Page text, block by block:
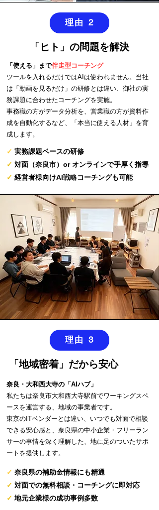
理由 2
「ヒト」の問題を解決
「使える」まで伴走型コーチング
ツールを入れるだけではAIは使われません。当社
は「動画を見るだけ」の研修とは違い、御社の実
務課題に合わせたコーチングを実施。
事務職の方がデータ分析を、営業職の方が資料作
成を自動化するなど、「本当に使える人材」を育
成します。
✓ 実務課題ベースの研修
✓ 対面（奈良市）or オンラインで手厚く指導
✓ 経営者様向けAI戦略コーチングも可能
理由 3
「地域密着」だから安心
奈良・大和西大寺の「AIハブ」
私たちは奈良市大和西大寺駅前でワーキングスペ
ースを運営する、地域の事業者です。
東京のITベンダーとは違い、いつでも対面で相談
できる安心感と、奈良県の中小企業・フリーラン
サーの事情を深く理解した、地に足のついたサポ
ートを提供します。
✓ 奈良県の補助金情報にも精通
✓ 対面での無料相談・コーチングに即対応
✓ 地元企業様の成功事例多数